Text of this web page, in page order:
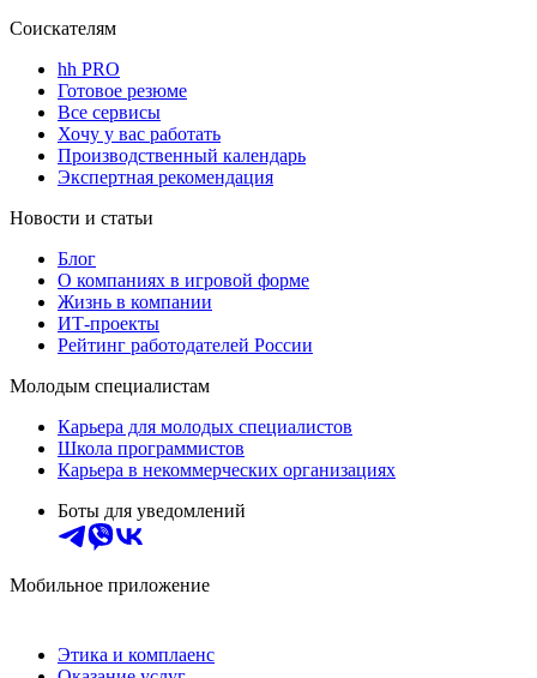
Соискателям
hh PRO
Готовое резюме
Все сервисы
Хочу у вас работать
Производственный календарь
Экспертная рекомендация
Новости и статьи
Блог
О компаниях в игровой форме
Жизнь в компании
ИТ-проекты
Рейтинг работодателей России
Молодым специалистам
Карьера для молодых специалистов
Школа программистов
Карьера в некоммерческих организациях
Боты для уведомлений
Мобильное приложение
Этика и комплаенс